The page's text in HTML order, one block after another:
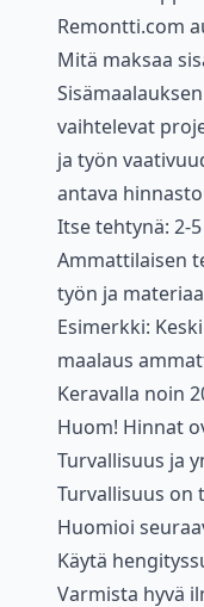
Remontti.com
Mitä maksaa
vaihtelevat
ja työn
antava
Itse tehtynä: 2-
Ammattilaisen
työn ja
Esimerkki:
maalaus
Keravalla noin
Huom! Hinnat
Turvallisuus ja
Turvallisuus on
Huomioi
Käytä
Varmista hyvä